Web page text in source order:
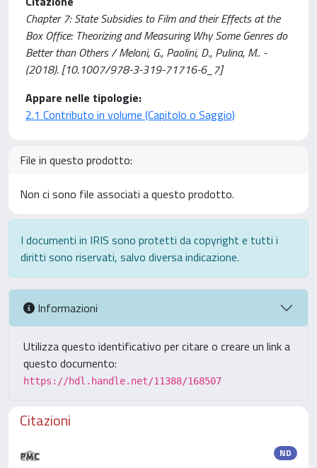
Chapter 7: State Subsidies to Film and their Effects at the
Box Office: Theorizing and Measuring Why Some Genres do
Better than Others / Meloni, G., Paolini, D., Pulina, M.. -
(2018). [10.1007/978-3-319-71716-6_7]
Appare nelle tipologie:
2.1 Contributo in volume (Capitolo o Saggio)
File in questo prodotto:
Non ci sono file associati a questo prodotto.
I documenti in IRIS sono protetti da copyright e tutti i
diritti sono riservati, salvo diversa indicazione.
Informazioni
Utilizza questo identificativo per citare o creare un link a
questo documento:
https://hdl.handle.net/11388/168507
Citazioni
ND